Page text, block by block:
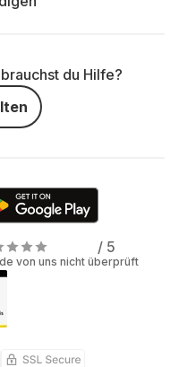
du Hilfe?
/ 5
von uns nicht überprüft